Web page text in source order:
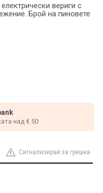
вериги с
Брой на пиновете
над € 50
Сигнализирай за грешка